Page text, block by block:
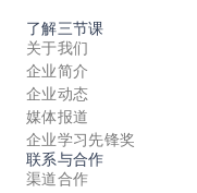
了解三节课
关于我们
企业简介
企业动态
媒体报道
企业学习先锋奖
联系与合作
渠道合作